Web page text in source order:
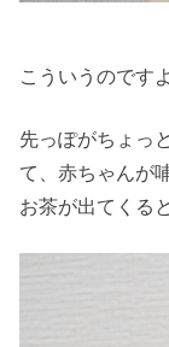
こういうのです
先っぽがちょっ
て、赤ちゃんが
お茶が出てくる